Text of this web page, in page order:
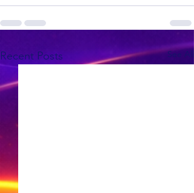
Recent Posts See All